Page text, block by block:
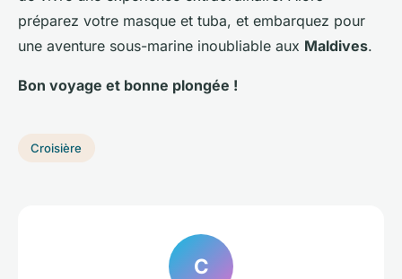
préparez votre masque et tuba, et embarquez pour
une aventure sous-marine inoubliable aux Maldives.
Bon voyage et bonne plongée !
Croisière
C